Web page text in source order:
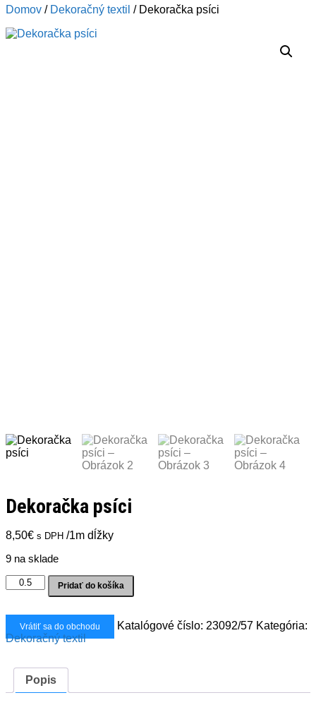
Domov / Dekoračný textil / Dekoračka psíci
Dekoračka psíci
8,50€ s DPH /1m dĺžky
9 na sklade
množstvo
Dekoračka
Pridať do košíka
Vrátiť sa do obchodu Katalógové číslo: 23092/57 Kategória:
Dekoračný textil
Popis